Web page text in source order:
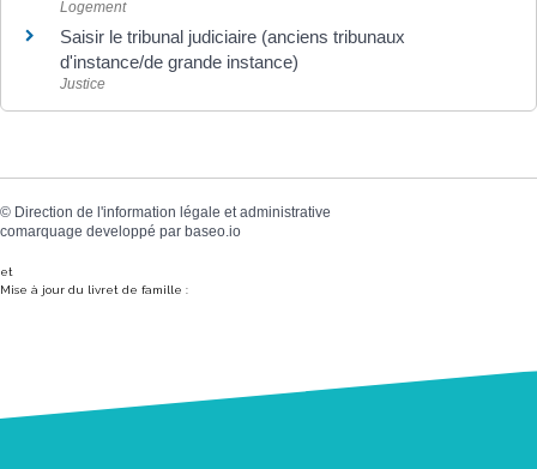
Logement
Saisir le tribunal judiciaire (anciens tribunaux
d'instance/de grande instance)
Justice
© Direction de l'information légale et administrative
comarquage developpé par baseo.io
et
Mise à jour du livret de famille :